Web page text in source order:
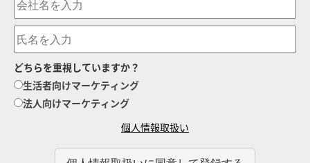
どちらを重視していますか？
生活者向けマーケティング
法人向けマーケティング
個人情報取扱い